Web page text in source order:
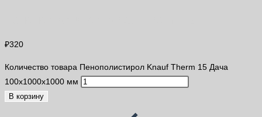
₽320
Количество товара Пенополистирол Knauf Therm 15 Дача
100х1000х1000 мм
В корзину